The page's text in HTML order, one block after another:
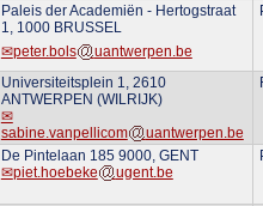
Paleis der Academiën - Hertogstraat
1, 1000 BRUSSEL
peter.bols
uantwerpen.be
Universiteitsplein 1, 2610
ANTWERPEN (WILRIJK)
sabine.vanpellicom
uantwerpen.be
De Pintelaan 185 9000, GENT
piet.hoebeke
ugent.be